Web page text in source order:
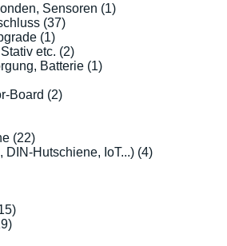
Sensoren (1)
(37)
(1)
etc. (2)
Batterie (1)
Board (2)
(22)
DIN-Hutschiene, IoT...) (4)